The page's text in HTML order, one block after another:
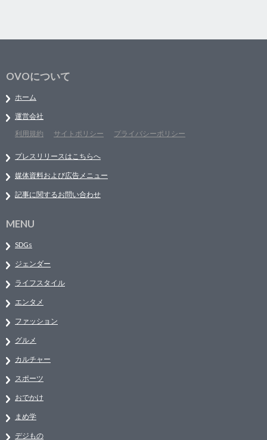
OVOについて
ホーム
運営会社
利用規約
サイトポリシー プライバシーポリシー
プレスリリースはこちらへ
媒体資料および広告メニュー
記事に関するお問い合わせ
MENU
SDGs
ジェンダー
ライフスタイル
エンタメ
ファッション
グルメ
カルチャー
スポーツ
おでかけ
まめ学
デジもの